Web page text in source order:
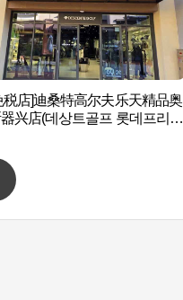
税店]迪桑特高尔夫乐天精品奥
兴店(데상트골프 롯데프리미